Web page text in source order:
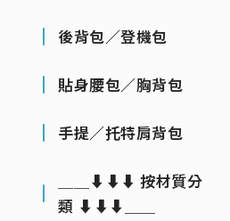
後背包／登機包
貼身腰包／胸背包
手提／托特肩背包
＿＿⬇⬇⬇ 按材質分
類 ⬇⬇⬇＿＿